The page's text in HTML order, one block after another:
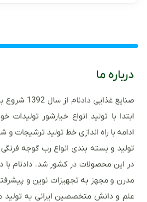
درباره ما
صنایع غذایی
ابتدا با تولید انواع خیارشور تولیدات
ادامه با راه اندازی خط تولید ترشیجات
تولید و بسته بندی انواع رب گوجه
در این محصولات در کشور شد. دادنام با
مدرن و مجهز به تجهیزات نوین و
علم و دانش متخصصین ایرانی به تولید